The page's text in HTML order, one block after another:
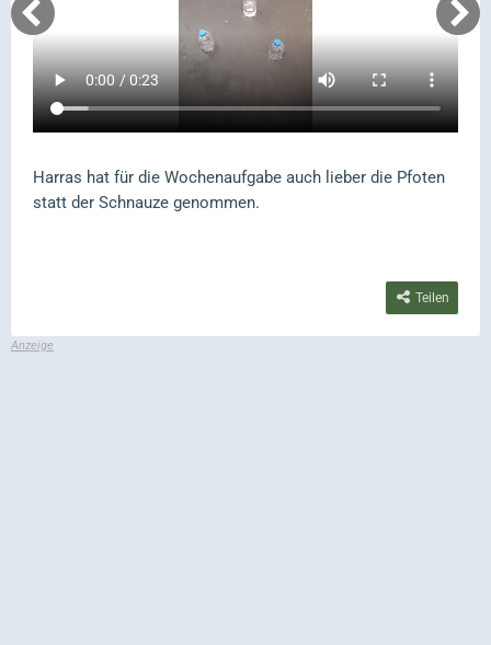
Harras hat für die Wochenaufgabe auch lieber die Pfoten
statt der Schnauze genommen.
Teilen